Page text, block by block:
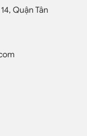
Quận Tân